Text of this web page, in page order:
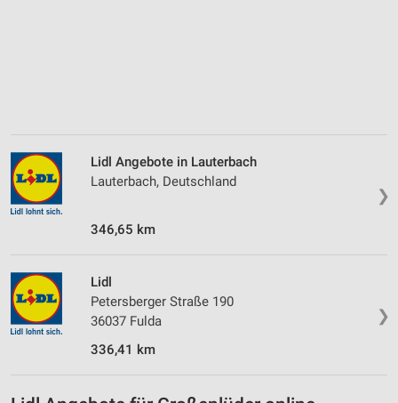
❯
Lidl Angebote in Lauterbach
Lauterbach, Deutschland
346,65 km
❯
Lidl
Petersberger Straße 190
36037 Fulda
336,41 km